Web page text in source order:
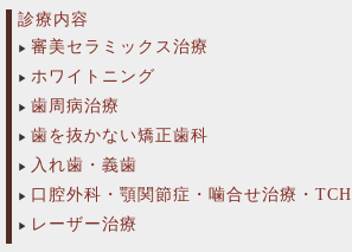
診療内容
審美セラミックス治療
ホワイトニング
歯周病治療
歯を抜かない矯正歯科
入れ歯・義歯
口腔外科・顎関節症・噛合せ治療・TCH
レーザー治療